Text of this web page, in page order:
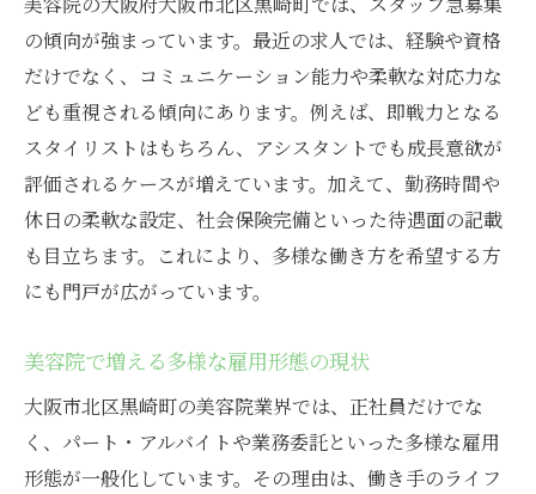
の傾向が強まっています。最近の求人では、経験や資格
だけでなく、コミュニケーション能力や柔軟な対応力な
ども重視される傾向にあります。例えば、即戦力となる
スタイリストはもちろん、アシスタントでも成長意欲が
評価されるケースが増えています。加えて、勤務時間や
休日の柔軟な設定、社会保険完備といった待遇面の記載
も目立ちます。これにより、多様な働き方を希望する方
にも門戸が広がっています。
美容院で増える多様な雇用形態の現状
大阪市北区黒崎町の美容院業界では、正社員だけでな
く、パート・アルバイトや業務委託といった多様な雇用
形態が一般化しています。その理由は、働き手のライフ